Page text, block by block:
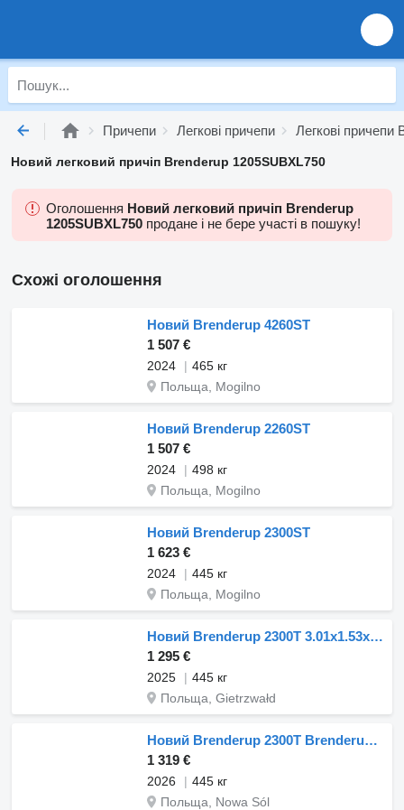
Причепи Легкові причепи Легкові причепи
Новий легковий причіп Brenderup 1205SUBXL750
Оголошення Новий легковий причіп Brenderup
1205SUBXL750 продане і не бере участі в пошуку!
Схожі оголошення
Новий Brenderup 4260ST
1 507 €
2024
465 кг
Польща, Mogilno
Новий Brenderup 2260ST
1 507 €
2024
498 кг
Польща, Mogilno
Новий Brenderup 2300ST
1 623 €
2024
445 кг
Польща, Mogilno
Новий Brenderup 2300T 3.01x1.53x40cm 750kg
1 295 €
2025
445 кг
Польща, Gietrzwałd
Новий Brenderup 2300T Brenderup twin axle trailer GVW 750kg
1 319 €
2026
445 кг
Польща, Nowa Sól